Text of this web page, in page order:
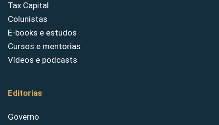
Tax Capital
Colunistas
E-books e estudos
Cursos e mentorias
Vídeos e podcasts
Editorias
Governo